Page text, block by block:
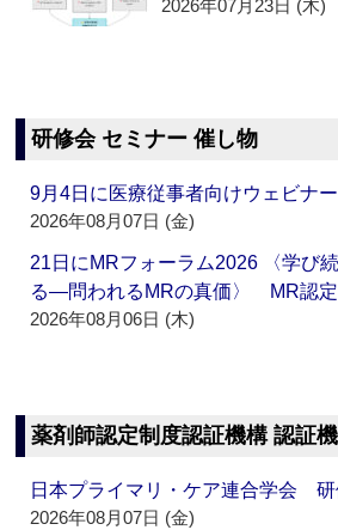
2026年07月23日 (木)
研修会 セミナー 催し物
9月4日に医療従事者向けウェビナ
2026年08月07日 (金)
21日にMRフォーラム2026 〈学び
る―問われるMRの真価〉 MR認定
2026年08月06日 (木)
薬剤師認定制度認証機構 認証
日本プライマリ・ケア連合学会
2026年08月07日 (金)